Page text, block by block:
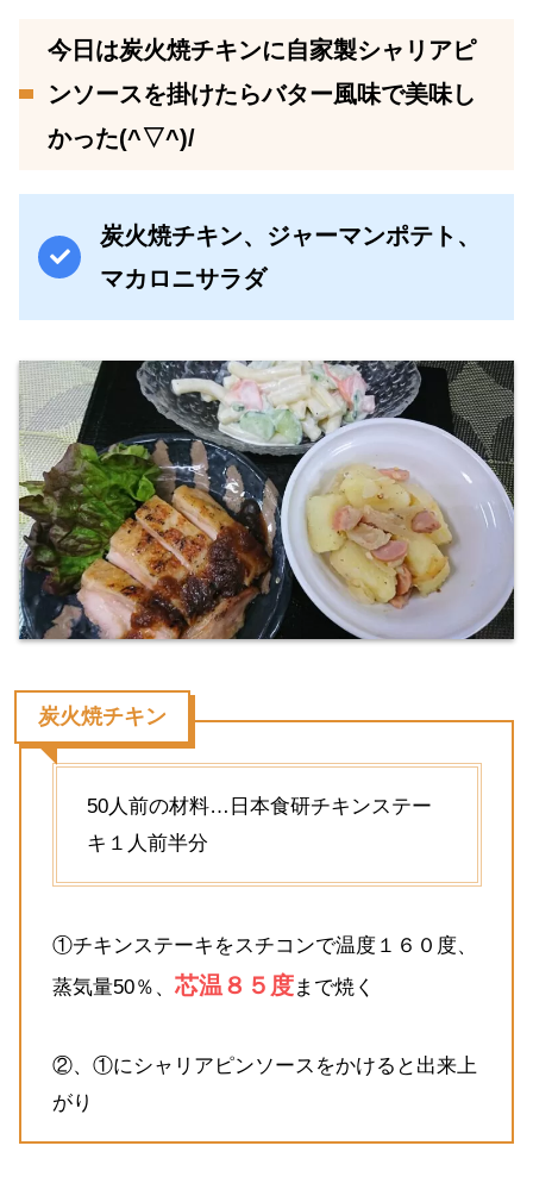
今日は炭火焼チキンに自家製シャリアピ
ンソースを掛けたらバター風味で美味し
かった(^▽^)/
炭火焼チキン、ジャーマンポテト、
マカロニサラダ
炭火焼チキン
50人前の材料…日本食研チキンステー
キ１人前半分
①チキンステーキをスチコンで温度１６０度、
蒸気量50％、 芯温８５度まで焼く
②、①にシャリアピンソースをかけると出来上
がり